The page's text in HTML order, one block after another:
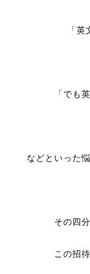
「
「でも
などといった
その四
この招